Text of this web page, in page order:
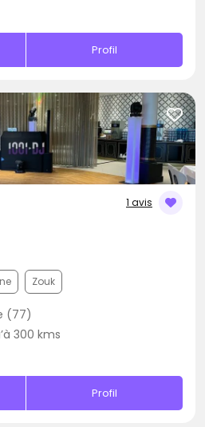
Profil
1 avis
Zouk
(77)
300 kms
Profil